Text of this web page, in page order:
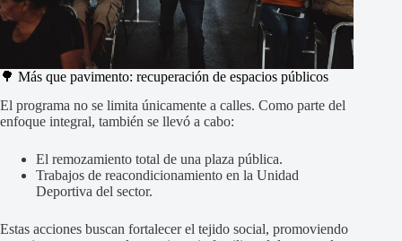
🌳 Más que pavimento: recuperación de espacios públicos
El programa no se limita únicamente a calles. Como parte del
enfoque integral, también se llevó a cabo:
El remozamiento total de una plaza pública.
Trabajos de reacondicionamiento en la Unidad
Deportiva del sector.
Estas acciones buscan fortalecer el tejido social, promoviendo